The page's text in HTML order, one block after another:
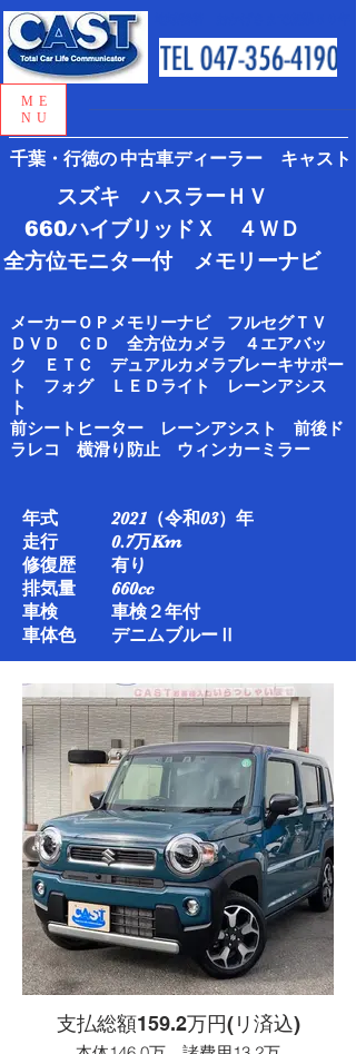
千葉・行徳の中古車ディーラー キャスト
ME
NU
スズキ ハスラーＨＶ
660ハイブリッドＸ ４ＷＤ
全方位モニター付 メモリーナビ​
メーカーＯＰメモリーナビ フルセグＴＶ
ＤＶＤ ＣＤ 全方位カメラ ４エアバッ
ク ＥＴＣ デュアルカメラブレーキサポー
ト
フォグＬＥＤライト レーンアシス
ト
​前シートヒーター レーンアシスト 前後ド
ラレコ 横滑り防止 ウィンカーミラー
年式 2021（令和03）年
走行 0.7万Km​
修復歴 有り
排気量 660cc
車検 車検２年付
車体色 デニムブルーⅡ
支払総額159.2万円(リ済込)